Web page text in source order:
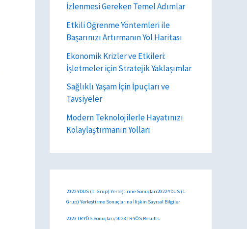
İzlenmesi Gereken Temel Adımlar
Etkili Öğrenme Yöntemleri ile
Başarınızı Artırmanın Yol Haritası
Ekonomik Krizler ve Etkileri:
İşletmeler için Stratejik Yaklaşımlar
Sağlıklı Yaşam İçin İpuçları ve
Tavsiyeler
Modern Teknolojilerle Hayatınızı
Kolaylaştırmanın Yolları
2022-YDUS (1. Grup) Yerleştirme Sonuçları2022-YDUS (1.
Grup) Yerleştirme Sonuçlarına İlişkin Sayısal Bilgiler
2023 TR-YÖS Sonuçları/2023 TR-YÖS Results